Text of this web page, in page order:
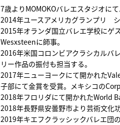
7歳よりMOMOKOバレエスタジオにて
2014年ユースアメリカグランプリ シ
2015年オランダ国立バレエ学校にゲ
Wesxsteenに師事。
2016年米国コロンビアクラシカルバ
リー作品の振付も担当する。
2017年ニューヨークにて開かれた
子部にて金賞を受賞。メキシコの
2018年フロリダにて開かれたWorld
2018年長野県安曇野市より芸術文化
2019年キエフクラッシックバレエ団